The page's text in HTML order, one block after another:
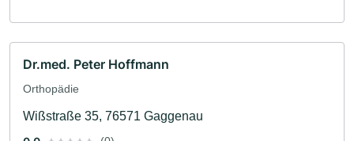
Dr.med. Peter Hoffmann
Orthopädie
Wißstraße 35, 76571 Gaggenau